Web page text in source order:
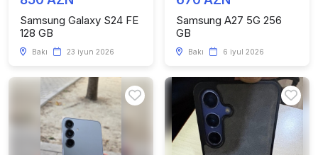
Samsung Galaxy S24 FE
128 GB
Bakı 23 iyun 2026
Samsung A27 5G 256
GB
Bakı 6 iyul 2026